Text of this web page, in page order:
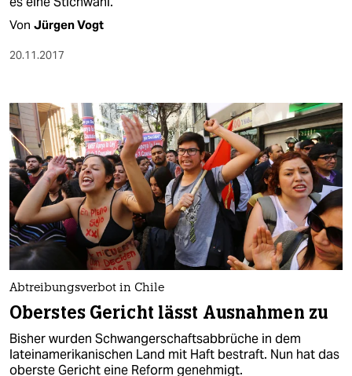
Von Jürgen Vogt
20.11.2017
Abtreibungsverbot in Chile
Oberstes Gericht lässt Ausnahmen zu
Bisher wurden Schwangerschaftsabbrüche in dem
lateinamerikanischen Land mit Haft bestraft. Nun hat das
oberste Gericht eine Reform genehmigt.